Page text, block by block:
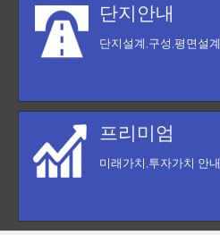
단지안내
단지설계,구성,평면설계
프리미엄
미래가치,투자가치 안내